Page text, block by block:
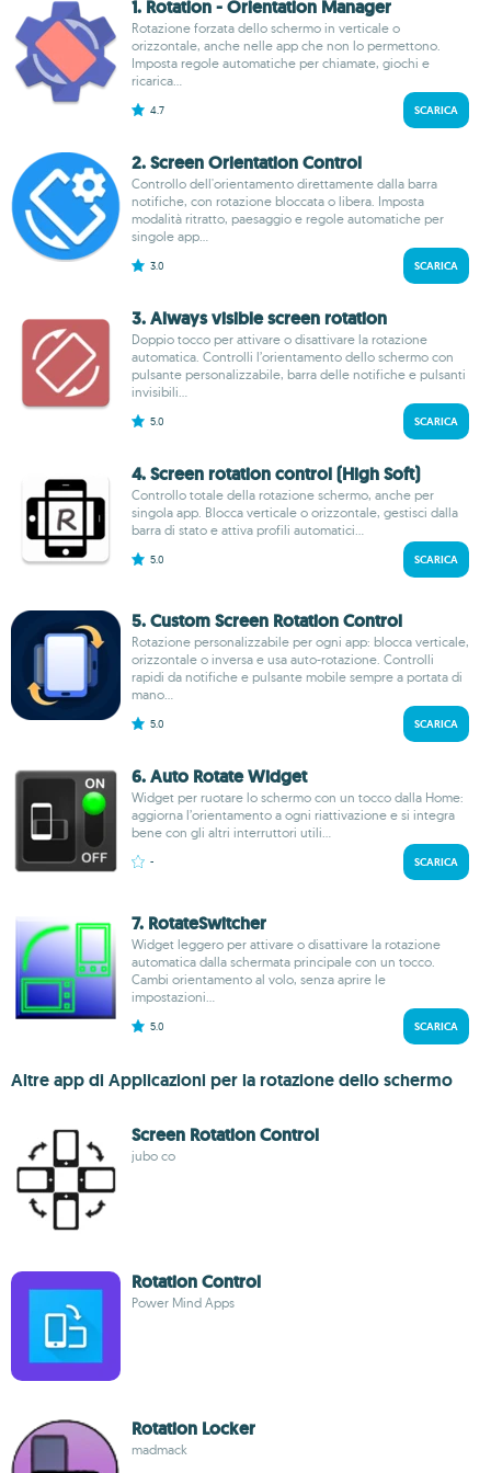
1. Rotation - Orientation Manager
Rotazione forzata dello schermo in verticale o
orizzontale, anche nelle app che non lo permettono.
Imposta regole automatiche per chiamate, giochi e
ricarica...
4.7 SCARICA
2. Screen Orientation Control
Controllo dell'orientamento direttamente dalla barra
notifiche, con rotazione bloccata o libera. Imposta
modalità ritratto, paesaggio e regole automatiche per
singole app...
3.0 SCARICA
3. Always visible screen rotation
Doppio tocco per attivare o disattivare la rotazione
automatica. Controlli l’orientamento dello schermo con
pulsante personalizzabile, barra delle notifiche e pulsanti
invisibili...
5.0 SCARICA
4. Screen rotation control (High Soft)
Controllo totale della rotazione schermo, anche per
singola app. Blocca verticale o orizzontale, gestisci dalla
barra di stato e attiva profili automatici...
5.0 SCARICA
5. Custom Screen Rotation Control
Rotazione personalizzabile per ogni app: blocca verticale,
orizzontale o inversa e usa auto-rotazione. Controlli
rapidi da notifiche e pulsante mobile sempre a portata di
mano...
5.0 SCARICA
6. Auto Rotate Widget
Widget per ruotare lo schermo con un tocco dalla Home:
aggiorna l’orientamento a ogni riattivazione e si integra
bene con gli altri interruttori utili...
- SCARICA
7. RotateSwitcher
Widget leggero per attivare o disattivare la rotazione
automatica dalla schermata principale con un tocco.
Cambi orientamento al volo, senza aprire le
impostazioni...
5.0 SCARICA
Altre app di Applicazioni per la rotazione dello schermo
Screen Rotation Control
jubo co
Rotation Control
Power Mind Apps
Rotation Locker
madmack